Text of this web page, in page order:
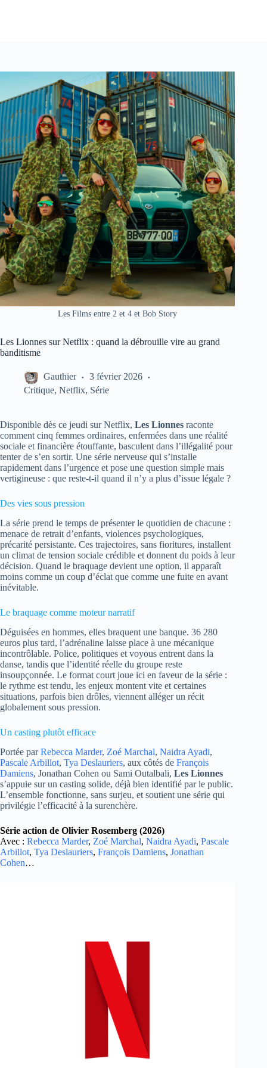
Les Films entre 2 et 4 et Bob Story
Les Lionnes sur Netflix : quand la débrouille vire au grand
banditisme
Gauthier
3 février 2026
Critique, Netflix, Série
Disponible dès ce jeudi sur Netflix, Les Lionnes raconte
comment cinq femmes ordinaires, enfermées dans une réalité
sociale et financière étouffante, basculent dans l’illégalité pour
tenter de s’en sortir. Une série nerveuse qui s’installe
rapidement dans l’urgence et pose une question simple mais
vertigineuse : que reste-t-il quand il n’y a plus d’issue légale ?
Des vies sous pression
La série prend le temps de présenter le quotidien de chacune :
menace de retrait d’enfants, violences psychologiques,
précarité persistante. Ces trajectoires, sans fioritures, installent
un climat de tension sociale crédible et donnent du poids à leur
décision. Quand le braquage devient une option, il apparaît
moins comme un coup d’éclat que comme une fuite en avant
inévitable.
Le braquage comme moteur narratif
Déguisées en hommes, elles braquent une banque. 36 280
euros plus tard, l’adrénaline laisse place à une mécanique
incontrôlable. Police, politiques et voyous entrent dans la
danse, tandis que l’identité réelle du groupe reste
insoupçonnée. Le format court joue ici en faveur de la série :
le rythme est tendu, les enjeux montent vite et certaines
situations, parfois bien drôles, viennent alléger un récit
globalement sous pression.
Un casting plutôt efficace
Portée parRebecca Marder, Zoé Marchal, Naidra Ayadi,
Pascale Arbillot, Tya Deslauriers, aux côtés de François
Damiens, Jonathan Cohen ou Sami Outalbali, Les Lionnes
s’appuie sur un casting solide, déjà bien identifié par le public.
L’ensemble fonctionne, sans surjeu, et soutient une série qui
privilégie l’efficacité à la surenchère.
Série action de Olivier Rosemberg (2026)
Avec : Rebecca Marder, Zoé Marchal, Naidra Ayadi, Pascale
Arbillot, Tya Deslauriers, François Damiens, Jonathan
Cohen…